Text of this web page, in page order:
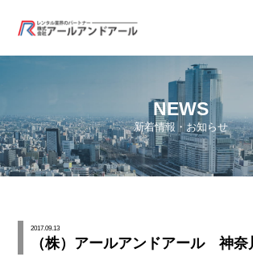
アールアンドアールとは
アールマン育成
NEWS
新着情報・お知らせ
2017.09.13
（株）アールアンドアール 神奈